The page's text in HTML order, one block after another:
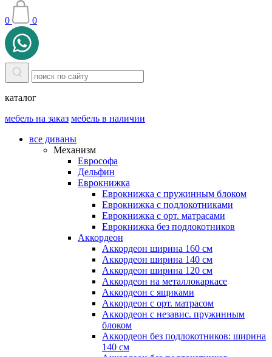
0 0
каталог
мебель на заказ мебель в наличии
все диваны
Механизм
Еврософа
Дельфин
Еврокнижка
Еврокнижка с пружинным блоком
Еврокнижка с подлокотниками
Еврокнижка с орт. матрасами
Еврокнижка без подлокотников
Аккордеон
Аккордеон ширина 160 см
Аккордеон ширина 140 см
Аккордеон ширина 120 см
Аккордеон на металлокаркасе
Аккордеон c ящиками
Аккордеон c орт. матрасом
Аккордеон c независ. пружинным
блоком
Аккордеон без подлокотников: ширина
140 см